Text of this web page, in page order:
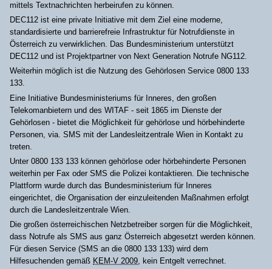
mittels Textnachrichten herbeirufen zu können.
DEC112 ist eine private Initiative mit dem Ziel eine moderne,
standardisierte und barrierefreie Infrastruktur für Notrufdienste in
Österreich zu verwirklichen. Das Bundesministerium unterstützt
DEC112 und ist Projektpartner von Next Generation Notrufe NG112.
Weiterhin möglich ist die Nutzung des Gehörlosen Service 0800 133
133.
Eine Initiative Bundesministeriums für Inneres, den großen
Telekomanbietern und des WITAF - seit 1865 im Dienste der
Gehörlosen - bietet die Möglichkeit für gehörlose und hörbehinderte
Personen, via. SMS mit der Landesleitzentrale Wien in Kontakt zu
treten.
Unter 0800 133 133 können gehörlose oder hörbehinderte Personen
weiterhin per Fax oder SMS die Polizei kontaktieren. Die technische
Plattform wurde durch das Bundesministerium für Inneres
eingerichtet, die Organisation der einzuleitenden Maßnahmen erfolgt
durch die Landesleitzentrale Wien.
Die großen österreichischen Netzbetreiber sorgen für die Möglichkeit,
dass Notrufe als SMS aus ganz Österreich abgesetzt werden können.
Für diesen Service (SMS an die 0800 133 133) wird dem
Hilfesuchenden gemäß KEM-V 2009 , kein Entgelt verrechnet.